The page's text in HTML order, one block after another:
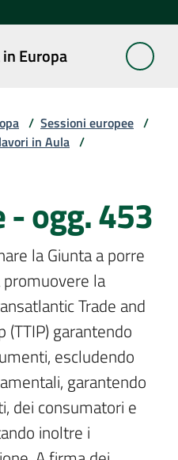
Europa
/ Sessioni europee /
in Aula /
ogg. 453
la Giunta a porre
la
Trade and
garantendo
escludendo
garantendo
dei consumatori e
inoltre i